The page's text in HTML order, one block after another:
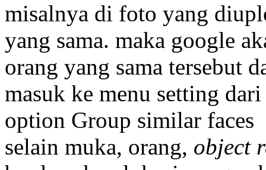
misalnya di foto yang
yang sama. maka google
orang yang sama tersebut
masuk ke menu setting
option Group similar faces
selain muka, orang, object